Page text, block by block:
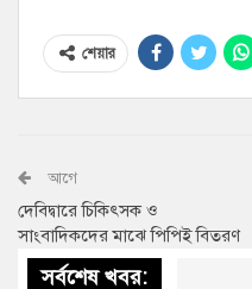
শেয়ার
আগে
দেবিদ্বারে চিকিৎসক ও
সাংবাদিকদের মাঝে পিপিই বিতরণ
সর্বশেষ খবর: